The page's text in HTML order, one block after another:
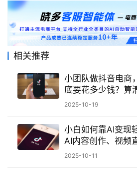
相关推荐
小团队做抖音电商
底要花多少钱？算
服外包成本大揭秘
2025-10-19
小白如何靠AI变现
AI内容创作、视频
热门领域，从工具
2025-10-11